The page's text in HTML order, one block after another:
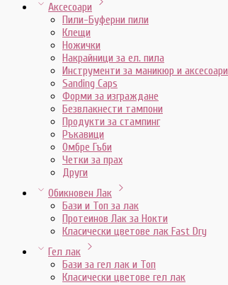
Аксесоари
Пили-Буферни пили
Клещи
Ножички
Накрайници за ел. пила
Инструменти за маникюр и аксесоари
Sanding Caps
Форми за изграждане
Безвлакнести тампони
Продукти за стампинг
Ръкавици
Омбре Гъби
Четки за прах
Други
Обикновен Лак
Бази и Топ за лак
Протеинов Лак за Нокти
Класически цветове лак Fast Dry
Гел лак
Бази за гел лак и Топ
Класически цветове гел лак